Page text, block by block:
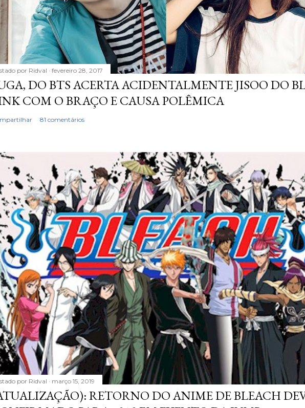
por Ridval fevereiro 28, 2017
DO BTS ACERTA ACIDENTALMENTE JISOO DO
COM O BRAÇO E CAUSA POLÊMICA
81 comentários
por Ridval março 15, 2019
RETORNO DO ANIME DE BLEACH